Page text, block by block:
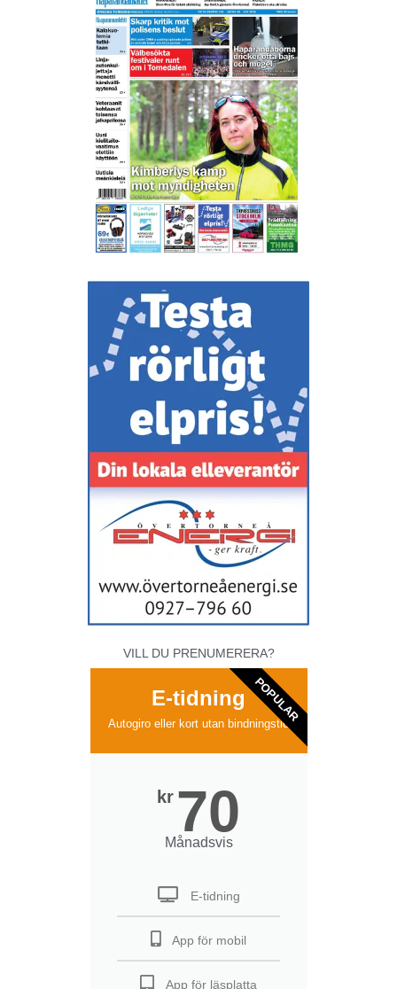
VILL DU PRENUMERERA?
E-tidning
Autogiro eller kort utan bindningstid
kr 70
Månadsvis
E-tidning
App för mobil
App för läsplatta
POPULAR